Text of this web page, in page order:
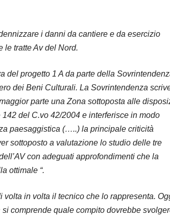
i danni da cantiere e da esercizio
le tratte Av del Nord.
del progetto 1 A da parte della
dei Beni Culturali. La Sovrintendenza scrive
parte una Zona sottoposta alle
del C.vo 42/2004 e interferisce in modo
paesaggistica (…..) la principale criticità
sottoposto a valutazione lo studio delle tre
con adeguati approfondimenti che la
ottimale “.
in volta il tecnico che lo rappresenta.
comprende quale compito dovrebbe